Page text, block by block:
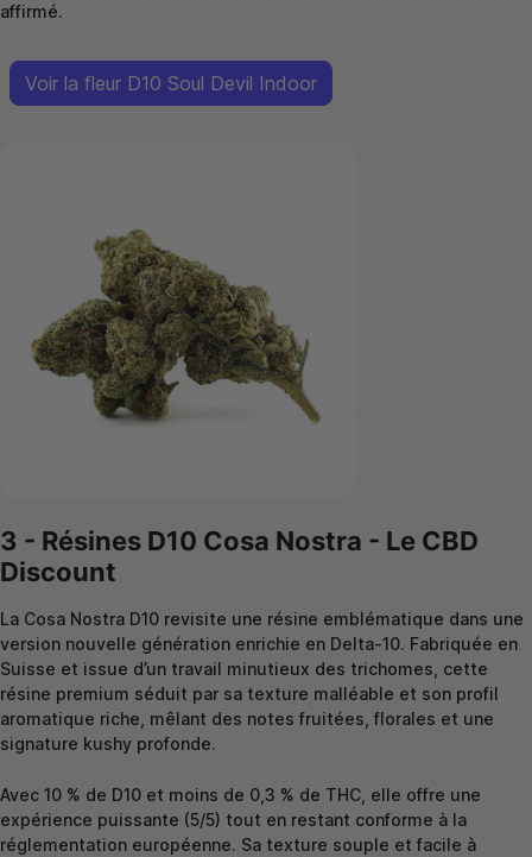
affirmé.
Voir la fleur D10 Soul Devil Indoor
3 - Résines D10 Cosa Nostra - Le CBD
Discount
La Cosa Nostra D10 revisite une résine emblématique dans une
version nouvelle génération enrichie en Delta-10. Fabriquée en
Suisse et issue d’un travail minutieux des trichomes, cette
résine premium séduit par sa texture malléable et son profil
aromatique riche, mêlant des notes fruitées, florales et une
signature kushy profonde.
Avec 10 % de D10 et moins de 0,3 % de THC, elle offre une
expérience puissante (5/5) tout en restant conforme à la
réglementation européenne. Sa texture souple et facile à